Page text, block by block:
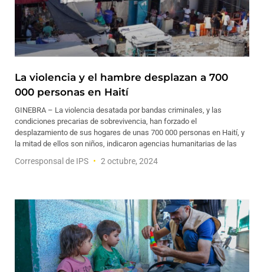
La violencia y el hambre desplazan a 700
000 personas en Haití
GINEBRA – La violencia desatada por bandas criminales, y las
condiciones precarias de sobrevivencia, han forzado el
desplazamiento de sus hogares de unas 700 000 personas en Haití, y
la mitad de ellos son niños, indicaron agencias humanitarias de las
Corresponsal de IPS 2 octubre, 2024